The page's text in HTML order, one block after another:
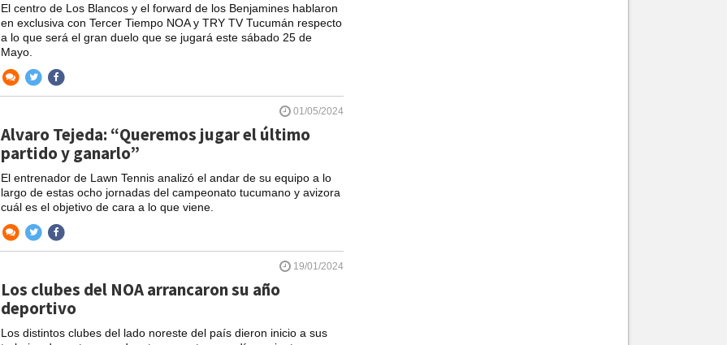
El centro de Los Blancos y el forward de los Benjamines hablaron
en exclusiva con Tercer Tiempo NOA y TRY TV Tucumán respecto
a lo que será el gran duelo que se jugará este sábado 25 de
Mayo.
01/05/2024
Alvaro Tejeda: “Queremos jugar el último
partido y ganarlo”
El entrenador de Lawn Tennis analizó el andar de su equipo a lo
largo de estas ocho jornadas del campeonato tucumano y avizora
cuál es el objetivo de cara a lo que viene.
19/01/2024
Los clubes del NOA arrancaron su año
deportivo
Los distintos clubes del lado noreste del país dieron inicio a sus